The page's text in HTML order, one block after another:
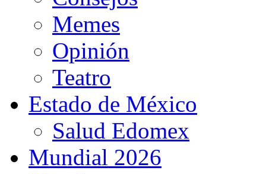
Memes
Opinión
Teatro
Estado de México
Salud Edomex
Mundial 2026